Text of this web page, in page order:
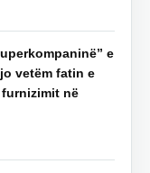
e
vetëm fatin e
në